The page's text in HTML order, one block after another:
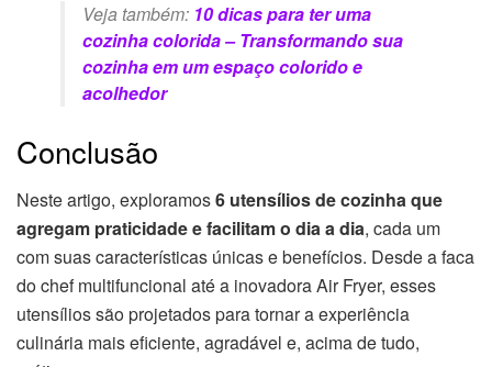
Veja também: 10 dicas para ter uma
cozinha colorida – Transformando sua
cozinha em um espaço colorido e
acolhedor
Conclusão
Neste artigo, exploramos6 utensílios de cozinha que
agregam praticidade e facilitam o dia a dia, cada um
com suas características únicas e benefícios. Desde a faca
do chef multifuncional até a inovadora Air Fryer, esses
utensílios são projetados para tornar a experiência
culinária mais eficiente, agradável e, acima de tudo,